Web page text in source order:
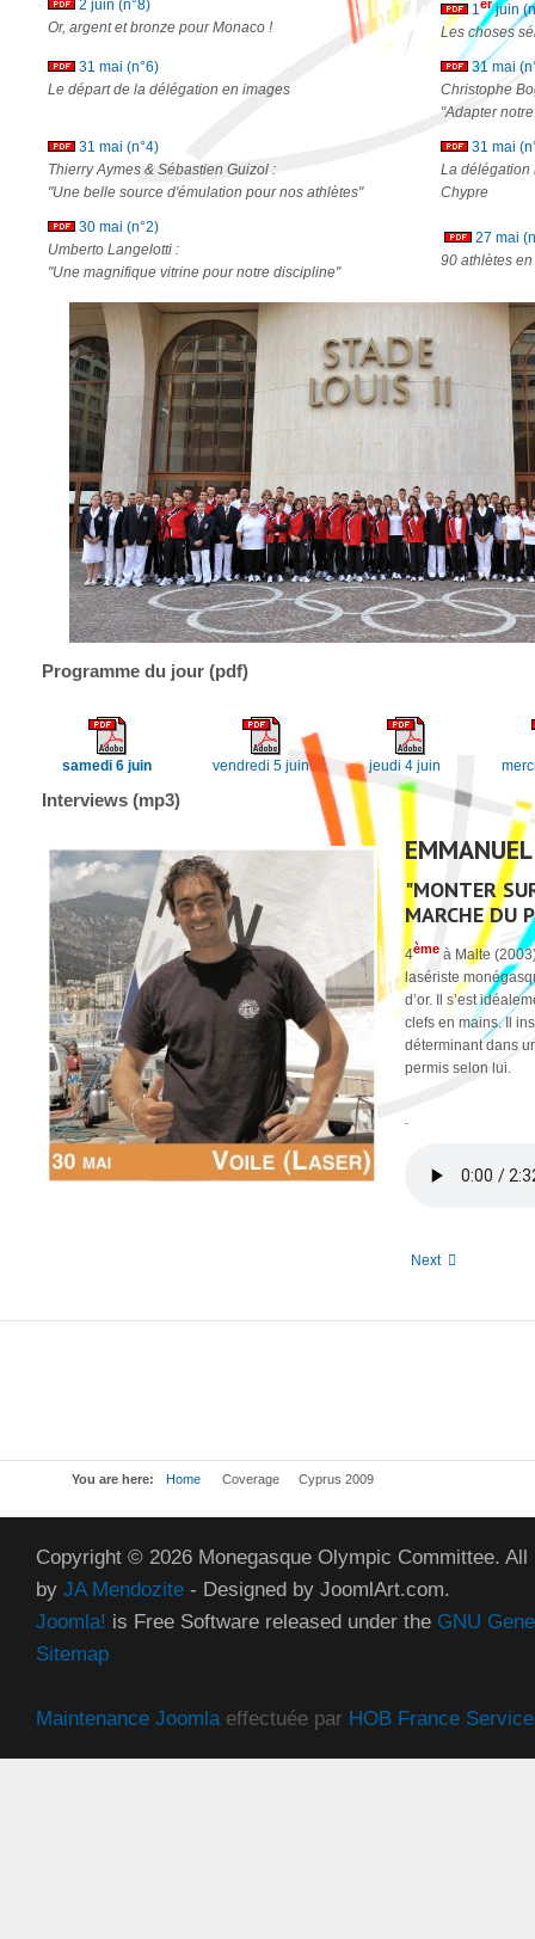
2 juin (n°8)
Or, argent et bronze pour Monaco !
1erjuin
Les choses
31 mai (n°6)
Le départ de la délégation en images
31 mai
Christophe
"Adapter
31 mai (n°4)
Thierry Aymes & Sébastien Guizol :
"Une belle source d'émulation pour nos athlètes"
31 mai
La délégation
Chypre
30 mai (n°2)
Umberto Langelotti :
"Une magnifique vitrine pour notre discipline"
27 mai
90 athlètes
Programme du jour (pdf)
samedi 6 juin vendredi 5 juin jeudi 4 juin
Interviews (mp3)
"MONTER
MARCHE DU
4ème à Malte
lasériste
d’or. Il s’est
clefs en mains. Il
déterminant dans
permis selon lui.
-
Next
You are here: Home Coverage Cyprus 2009
Copyright © 2026 Monegasque Olympic Committee.
by JA Mendozite - Designed by JoomlArt.com.
Joomla! is Free Software released under the GNU
Sitemap
Maintenance Joomlaeffectuée par HOB France